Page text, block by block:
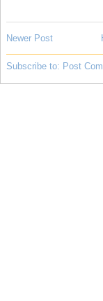
Newer Post
Subscribe to: Post